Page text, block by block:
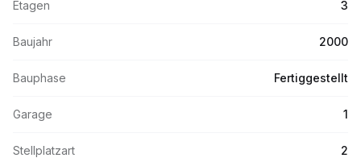
Etagen 3
Baujahr 2000
Bauphase Fertiggestellt
Garage 1
Stellplatzart 2